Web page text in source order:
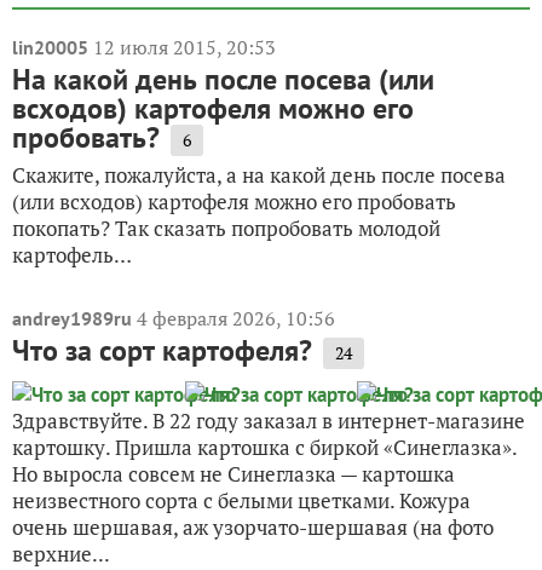
lin20005 12 июля 2015, 20:53
На какой день после посева (или
всходов) картофеля можно его
пробовать? 6
Скажите, пожалуйста, а на какой день после посева
(или всходов) картофеля можно его пробовать
покопать? Так сказать попробовать молодой
картофель…
andrey1989ru 4 февраля 2026, 10:56
Что за сорт картофеля? 24
Здравствуйте. В 22 году заказал в интернет-магазине
картошку. Пришла картошка с биркой «Синеглазка».
Но выросла совсем не Синеглазка — картошка
неизвестного сорта с белыми цветками. Кожура
очень шершавая, аж узорчато-шершавая (на фото
верхние...